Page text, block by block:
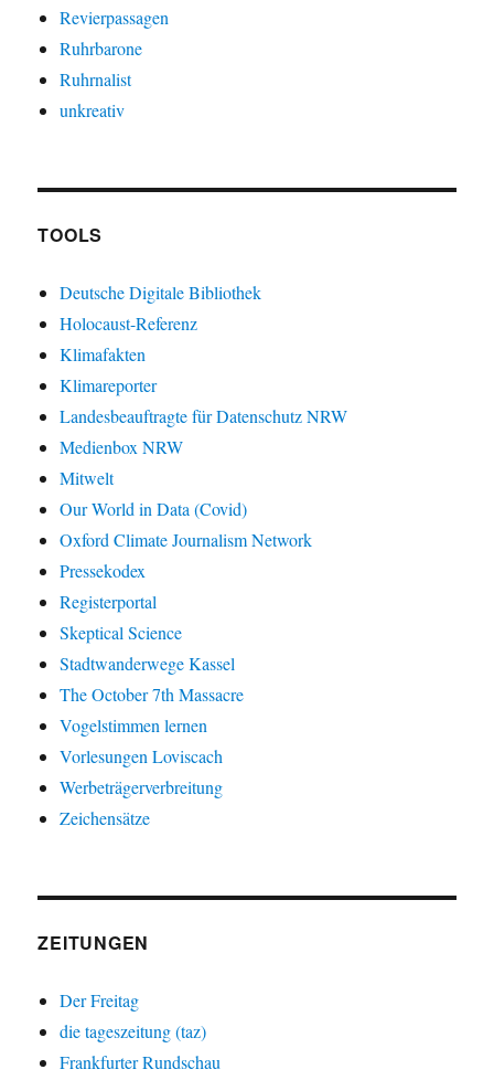
Revierpassagen
Ruhrbarone
Ruhrnalist
unkreativ
TOOLS
Deutsche Digitale Bibliothek
Holocaust-Referenz
Klimafakten
Klimareporter
Landesbeauftragte für Datenschutz NRW
Medienbox NRW
Mitwelt
Our World in Data (Covid)
Oxford Climate Journalism Network
Pressekodex
Registerportal
Skeptical Science
Stadtwanderwege Kassel
The October 7th Massacre
Vogelstimmen lernen
Vorlesungen Loviscach
Werbeträgerverbreitung
Zeichensätze
ZEITUNGEN
Der Freitag
die tageszeitung (taz)
Frankfurter Rundschau